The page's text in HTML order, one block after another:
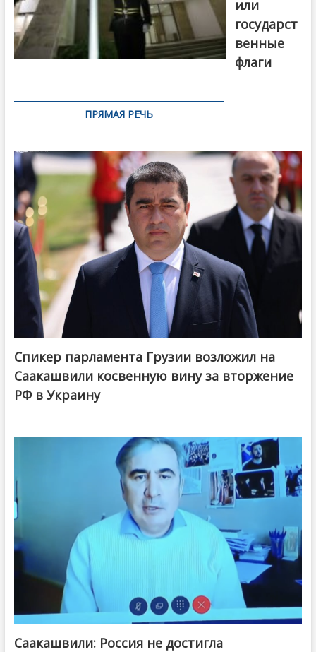
или
государст
венные
флаги
ПРЯМАЯ РЕЧЬ
Спикер парламента Грузии возложил на
Саакашвили косвенную вину за вторжение
РФ в Украину
Саакашвили: Россия не достигла